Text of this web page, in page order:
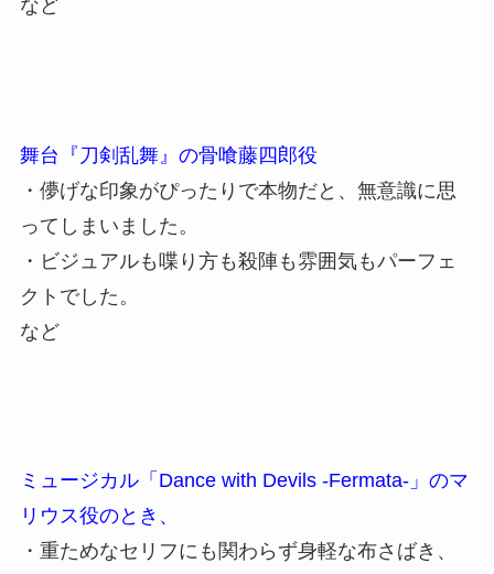
など
舞台『刀剣乱舞』の骨喰藤四郎役
・儚げな印象がぴったりで本物だと、無意識に思
ってしまいました。
・ビジュアルも喋り方も殺陣も雰囲気もパーフェ
クトでした。
など
ミュージカル「Dance with Devils -Fermata-」のマ
リウス役のとき、
・重ためなセリフにも関わらず身軽な布さばき、